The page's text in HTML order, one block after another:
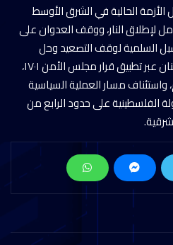
الأزمة الحالية في الشرق الأوسط
النار، ووقف العدوان على
السلمية لوقف التصعيد وحل
المسائل العالقة بين إسرائيل ولبنان عبر تطبيق قرار مجلس الأمن ١٧٠١،
مسار العملية السياسية
الفلسطينية على حدود الرابع من